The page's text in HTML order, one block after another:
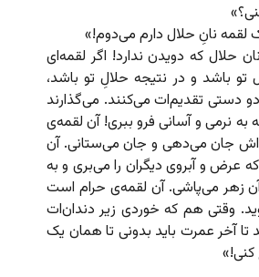
لقمه نانِ حلال دارم می‌دوم!»
حلال که دویدن ندارد! اگر لقمه‌ای
تو باشد و در نتیجه حلالِ تو باشد،
دو دستی تقدیم‌ات می‌کنند. می‌گذارند
به نرمی و آسانی فرو ببری! آن لقمه‌ی
جان می‌دهی و جان می‌ستانی. آن
عرض و آبروی دیگران را می‌بری و به
زهر می‌پاشی. آن لقمه‌ی حرام است
وقتی هم که خوردی زیر دندان‌ات
تا آخر عمرت باید بدونی تا همان یک
کنی!»